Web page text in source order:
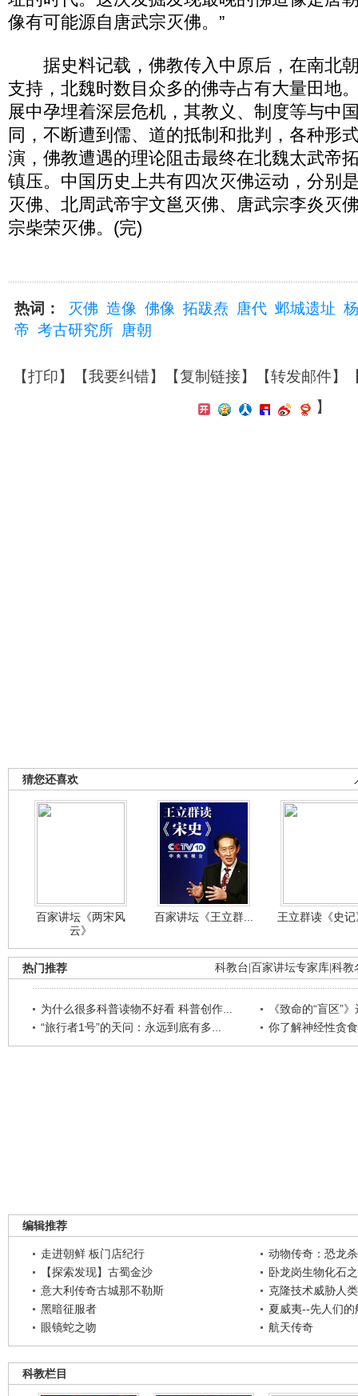
像有可能源自唐武宗灭佛。”
据史料记载，佛教传入中原后，在南北
支持，北魏时数目众多的佛寺占有大量田地
展中孕埋着深层危机，其教义、制度等与中
同，不断遭到儒、道的抵制和批判，各种形
演，佛教遭遇的理论阻击最终在北魏太武帝
镇压。中国历史上共有四次灭佛运动，分别
灭佛、北周武帝宇文邕灭佛、唐武宗李炎灭
宗柴荣灭佛。(完)
热词： 灭佛 造像 佛像 拓跋焘 唐代 邺城遗址
帝 考古研究所 唐朝
【打印】【我要纠错】【复制链接】【转发邮件】
】
猜您还喜欢
百家讲坛《两宋风
云》
百家讲坛《王立群... 王立群读《史
科教台 百家讲坛专家库 科教
热门推荐
为什么很多科普读物不好看 科普创作...
《致命的“盲区”
“旅行者1号”的天问：永远到底有多...
你了解神经性贪
编辑推荐
走进朝鲜 板门店纪行
动物传奇：恐龙
【探索发现】古蜀金沙
卧龙岗生物化石
意大利传奇古城那不勒斯
克隆技术威胁人
黑暗征服者
夏威夷--先人们的
眼镜蛇之吻
航天传奇
科教栏目